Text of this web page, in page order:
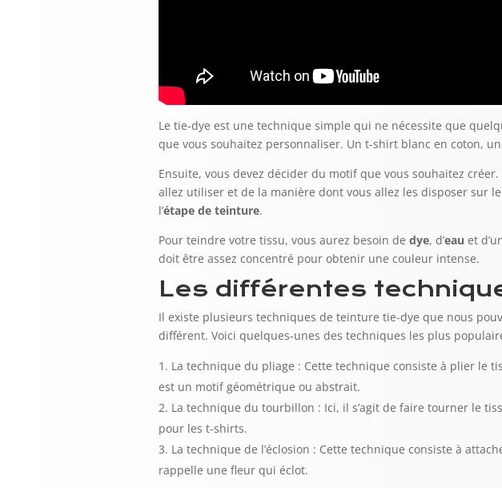
Le tie-dye est une technique simple qui ne nécessite que
que vous souhaitez personnaliser. Un t-shirt blanc en coton,
Ensuite, vous devez décider du motif que vous souhaitez
allez utiliser et de la manière dont vous allez les disposer sur
l’étape de teinture.
Pour teindre votre tissu, vous aurez besoin dedye, d’eau et
doit être assez concentré pour obtenir une couleur intense.
Les différentes
Il existe plusieurs techniques de teinture tie-dye que nous
différent. Voici quelques-unes des techniques les plus
La technique du pliage : Cette technique consiste à plier le
est un motif géométrique ou abstrait.
La technique du tourbillon : Ici, il s’agit de faire tourner le
pour les t-shirts.
La technique de l’éclosion : Cette technique consiste à
rappelle une fleur qui éclot.